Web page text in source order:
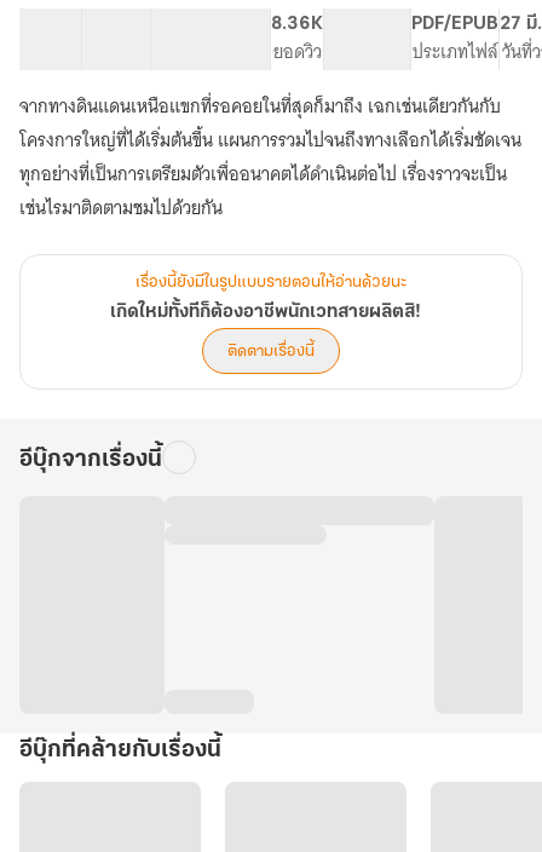
สิ!
เล่ม
15
ใหม่
ทั้งที
ก็
ต้อง
อาชีพ
นัก
เวท
สาย
8.36K
ยอดวิว
PDF/EPUB
ประเภทไฟล์
27
วันที่
จากทางดินแดนเหนือแขกที่รอคอยในที่สุดก็มาถึง เฉกเช่นเดียวกันกับ
โครงการใหญ่ที่ได้เริ่มต้นขึ้น แผนการรวมไปจนถึงทางเลือกได้เริ่มชัดเจน
ทุกอย่างที่เป็นการเตรียมตัวเพื่ออนาคตได้ดำเนินต่อไป เรื่องราวจะเป็น
เช่นไรมาติดตามชมไปด้วยกัน
เรื่องนี้ยังมีในรูปแบบรายตอนให้อ่านด้วยนะ
เกิดใหม่ทั้งทีก็ต้องอาชีพนักเวทสายผลิตสิ!
ติดตามเรื่องนี้
อีบุ๊กจากเรื่องนี้
อีบุ๊กที่คล้ายกับเรื่องนี้